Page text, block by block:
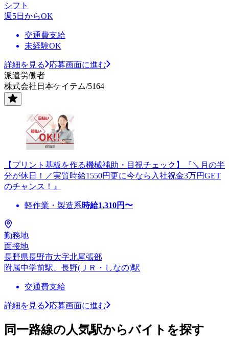
シフト
週5日からOK
交通費支給
未経験OK
詳細を見る
応募画面に進む
派遣労働者
株式会社日本ケイテム/5164
【プリント基板を作る機械補助・目視チェック】『＼月の半
分が休日！／実質時給1550円更に今なら入社祝金3万円GET
のチャンス！』
軽作業・製造系時給1,310円〜
勤務地
面接地
長野県長野市大字北尾張部
附属中学前駅、長野(ＪＲ・しなの)駅
交通費支給
詳細を見る 応募画面に進む
同一路線の人気駅からバイトを探す